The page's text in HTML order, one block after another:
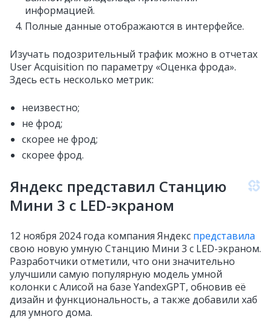
информацией.
Полные данные отображаются в интерфейсе.
Изучать подозрительный трафик можно в отчетах
User Acquisition по параметру «Оценка фрода».
Здесь есть несколько метрик:
неизвестно;
не фрод;
скорее не фрод;
скорее фрод.
Яндекс представил Станцию
Мини 3 с LED-экраном
12 ноября 2024 года компания Яндекс представила
свою новую умную Станцию Мини 3 с LED-экраном.
Разработчики отметили, что они значительно
улучшили самую популярную модель умной
колонки с Алисой на базе YandexGPT, обновив её
дизайн и функциональность, а также добавили хаб
для умного дома.